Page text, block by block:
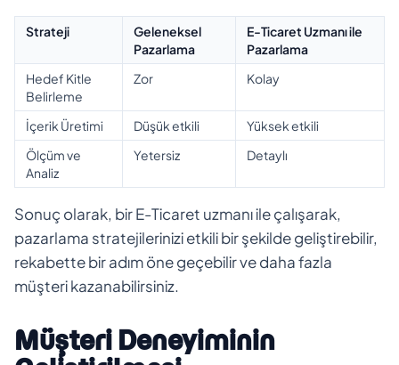
Strateji
Geleneksel
Pazarlama
E-Ticaret Uzmanı ile
Pazarlama
Hedef Kitle
Belirleme
Zor Kolay
İçerik Üretimi Düşük etkili
Yüksek etkili
Ölçüm ve
Analiz
Yetersiz Detaylı
Sonuç olarak, bir E-Ticaret uzmanı ile çalışarak,
pazarlama stratejilerinizi etkili bir şekilde geliştirebilir,
rekabette bir adım öne geçebilir ve daha fazla
müşteri kazanabilirsiniz.
Müşteri Deneyiminin